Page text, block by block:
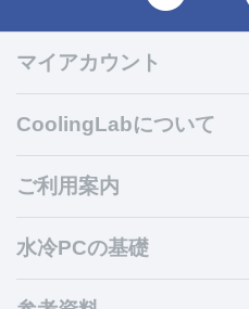
マイアカウント
CoolingLabについて
ご利用案内
水冷PCの基礎